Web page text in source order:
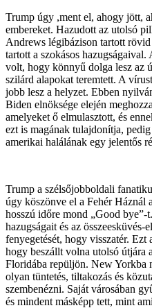
Trump úgy ,ment el, ahogy jött,
embereket. Hazudott az utolsó
Andrews légibázison tartott rövid
tartott a szokásos hazugságaival.
volt, hogy könnyű dolga lesz az
szilárd alapokat teremtett. A
jobb lesz a helyzet. Ebben
Biden elnöksége elején
amelyeket ő elmulasztott, és
ezt is magának tulajdonítja,
amerikai halálának egy jelentős
Trump a szélsőjobboldali
úgy köszönve el a Fehér Háznál
hosszú időre mond „Good bye”-
hazugságait és az összeesküvés-
fenyegetését, hogy visszatér. Ezt
hogy beszállt volna utolsó útjára
Floridába repüljön. New Yorkba
olyan tüntetés, tiltakozás és
szembenézni. Saját városában
és mindent másképp tett, mint